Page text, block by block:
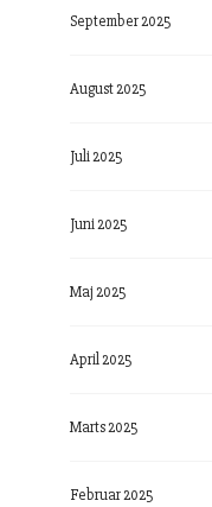
September 2025
August 2025
Juli 2025
Juni 2025
Maj 2025
April 2025
Marts 2025
Februar 2025